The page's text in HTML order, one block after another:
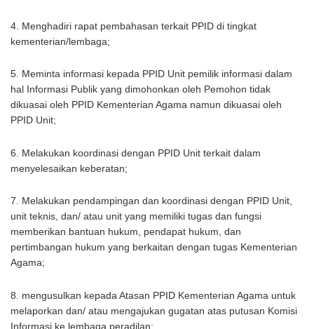
4. Menghadiri rapat pembahasan terkait PPID di tingkat
kementerian/lembaga;
5. Meminta informasi kepada PPID Unit pemilik informasi dalam
hal Informasi Publik yang dimohonkan oleh Pemohon tidak
dikuasai oleh PPID Kementerian Agama namun dikuasai oleh
PPID Unit;
6. Melakukan koordinasi dengan PPID Unit terkait dalam
menyelesaikan keberatan;
7. Melakukan pendampingan dan koordinasi dengan PPID Unit,
unit teknis, dan/ atau unit yang memiliki tugas dan fungsi
memberikan bantuan hukum, pendapat hukum, dan
pertimbangan hukum yang berkaitan dengan tugas Kementerian
Agama;
8. mengusulkan kepada Atasan PPID Kementerian Agama untuk
melaporkan dan/ atau mengajukan gugatan atas putusan Komisi
Informasi ke lembaga peradilan;